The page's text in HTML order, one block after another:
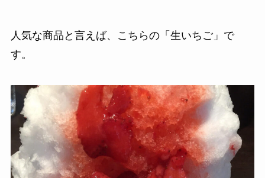
人気な商品と言えば、こちらの「生いちご」で
す。